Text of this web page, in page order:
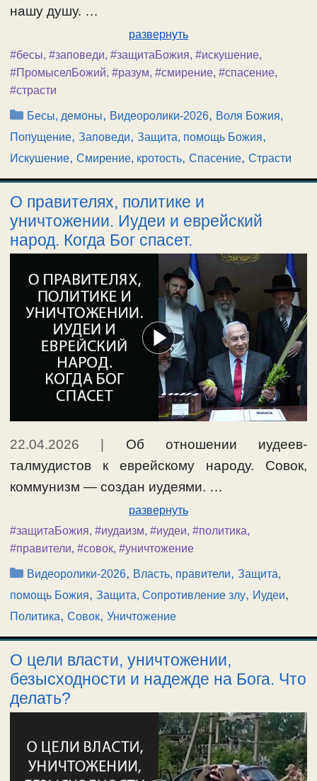
нашу душу. …
развернуть
#бесы, #заповеди, #защитаБожия, #искушение,
#ПромыселБожий, #разум, #смирение, #спасение,
#страсти
Рубрики
Бесы, демоны, Видеоролики-2026, Воля Божия,
Попущение, Заповеди, Защита, помощь Божия,
Искушение, Смирение, кротость, Спасение, Страсти
О правителях, политике и
уничтожении. Иудеи и еврейский
народ. Когда Бог спасет.
22.04.2026
Об отношении иудеев-
талмудистов к еврейскому народу. Совок,
коммунизм — создан иудеями. …
развернуть
#защитаБожия, #иудаизм, #иудеи, #политика,
#правители, #совок, #уничтожение
Рубрики
Видеоролики-2026, Власть, правители,Защита,
помощь Божия, Защита, Сопротивление злу, Иудеи,
Политика, Совок, Уничтожение
О цели власти, уничтожении,
безысходности и надежде на Бога. Что
делать?